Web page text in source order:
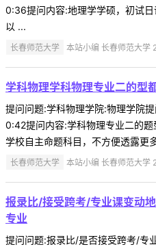
0:36提问内容:地理学学硕，初试
以 ...
长春师范大学 本站小编 长春师范大
学科物理学科物理专业二的型
提问问题:学科物理学院:物理学院
0:42提问内容:学科物理专业二的
学校自主命题科目，不方便透露更
长春师范大学 本站小编 长春师范大
报录比/接受跨考/专业课变动
专业
提问问题:报录比/是否接受跨考/专